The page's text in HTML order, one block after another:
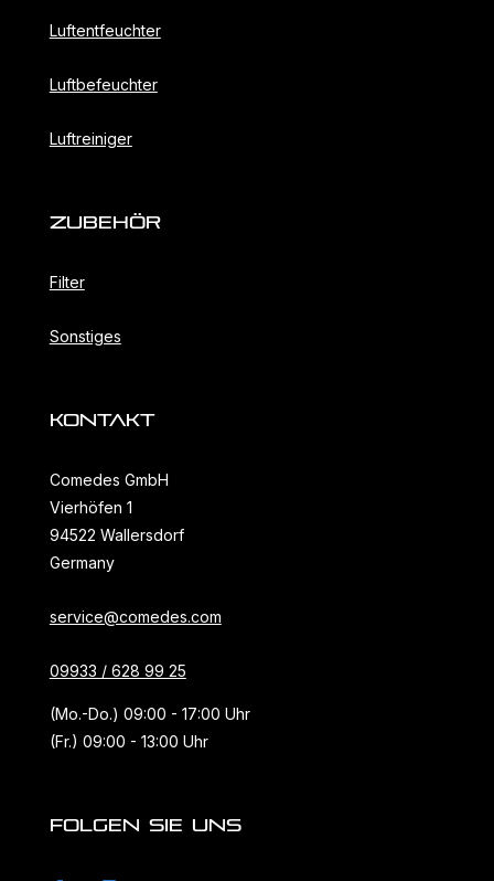
Luftentfeuchter
Luftbefeuchter
Luftreiniger
ZubehöR
Filter
Sonstiges
KONTAKT
Comedes GmbH
Vierhöfen 1
94522 Wallersdorf
Germany
service@comedes.com
09933 / 628 99 25
(Mo.-Do.) 09:00 - 17:00 Uhr
(Fr.) 09:00 - 13:00 Uhr
FOLGEN SIE UNS